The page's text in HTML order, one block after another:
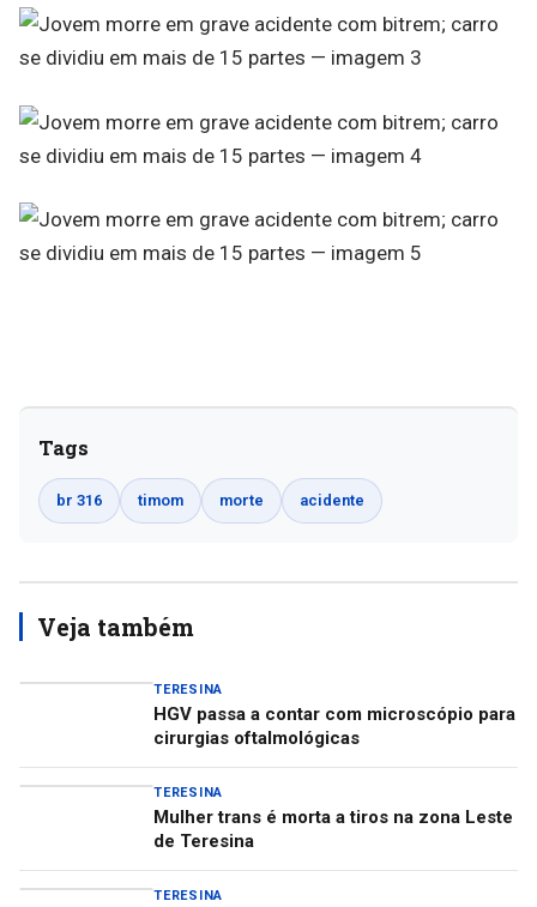
Tags
br 316 timom morte acidente
Veja também
TERESINA
HGV passa a contar com microscópio para
cirurgias oftalmológicas
TERESINA
Mulher trans é morta a tiros na zona Leste
de Teresina
TERESINA